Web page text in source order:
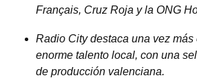
Français, Cruz Roja y la ONG
Radio City destaca una vez más
enorme talento local, con una
de producción valenciana.